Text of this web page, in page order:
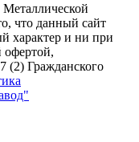
что данный сайт
характер и ни при
офертой,
(2) Гражданского